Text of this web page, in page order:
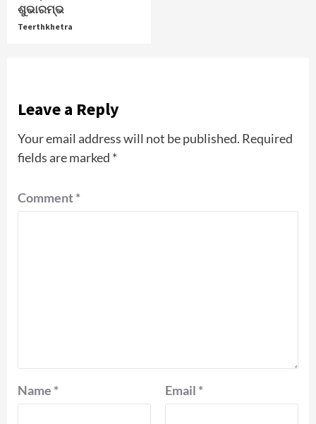
ଶୁଭାରମ୍ଭ
Teerthkhetra
Leave a Reply
Your email address will not be published. Required
fields are marked *
Comment*
Name * Email *